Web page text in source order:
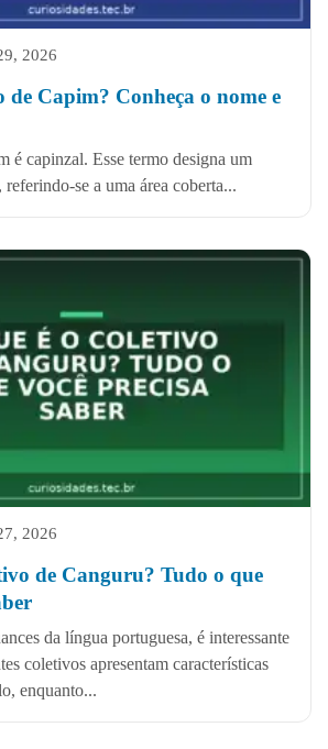
2026
de Capim? Conheça o nome e
é capinzal. Esse termo designa um
se a uma área coberta...
2026
de Canguru? Tudo o que
da língua portuguesa, é interessante
coletivos apresentam características
enquanto...